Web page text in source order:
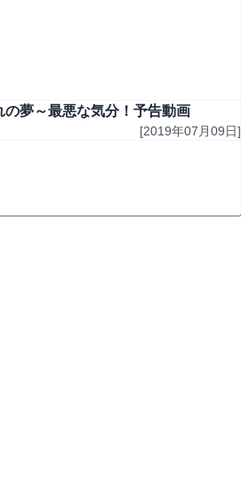
夢～最悪な気分！予告動画
[2019年07月09日]